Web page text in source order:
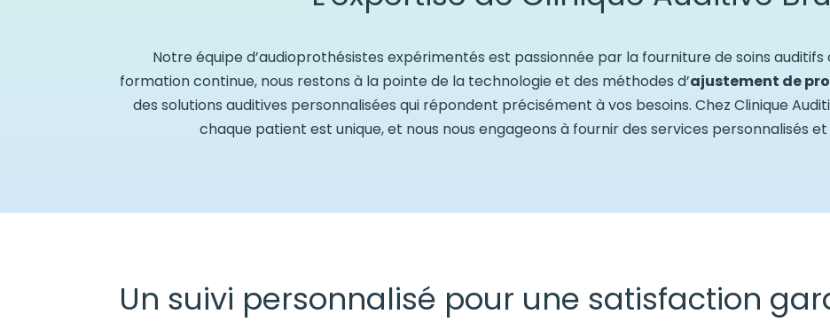
Notre équipe d’audioprothésistes expérimentés est passionnée par la fourniture de soins
formation continue, nous restons à la pointe de la technologie et des méthodes d’ajustement de
des solutions auditives personnalisées qui répondent précisément à vos besoins. Chez Clinique
chaque patient est unique, et nous nous engageons à fournir des services personnalisés
Un suivi personnalisé pour une satisfaction